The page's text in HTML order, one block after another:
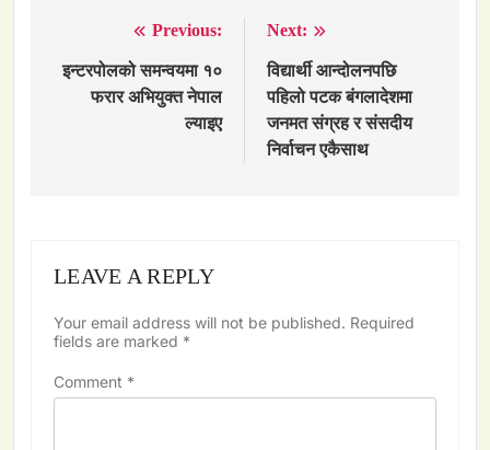
navigation
Previous:
इन्टरपोलको समन्वयमा १०
फरार अभियुक्त नेपाल
ल्याइए
Next:
विद्यार्थी आन्दोलनपछि
पहिलो पटक बंगलादेशमा
जनमत संग्रह र संसदीय
निर्वाचन एकैसाथ
LEAVE A REPLY
Your email address will not be published. Required
fields are marked *
Comment *